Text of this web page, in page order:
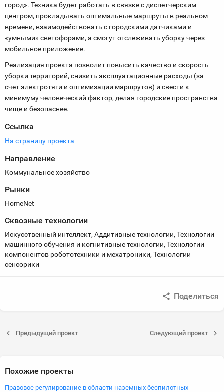
город». Техника будет работать в связке с диспетчерским
центром, прокладывать оптимальные маршруты в реальном
времени, взаимодействовать с городскими датчиками и
«умными» светофорами, а смогут отслеживать уборку через
мобильное приложение.
Реализация проекта позволит повысить качество и скорость
уборки территорий, снизить эксплуатационные расходы (за
счет электротяги и оптимизации маршрутов) и свести к
минимуму человеческий фактор, делая городские пространства
чище и безопаснее.
Ссылка
На страницу проекта
Направление
Коммунальное хозяйство
Рынки
HomeNet
Сквозные технологии
Искусственный интеллект, Аддитивные технологии, Технологии
машинного обучения и когнитивные технологии, Технологии
компонентов робототехники и мехатроники, Технологии
сенсорики
Поделиться
Предыдущий проект Следующий проект
Похожие проекты
Правовое регулирование в области наземных беспилотных